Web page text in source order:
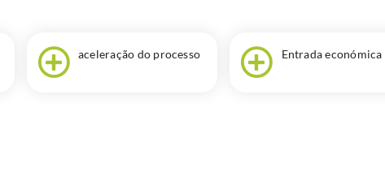
aceleração do processo Entrada económica